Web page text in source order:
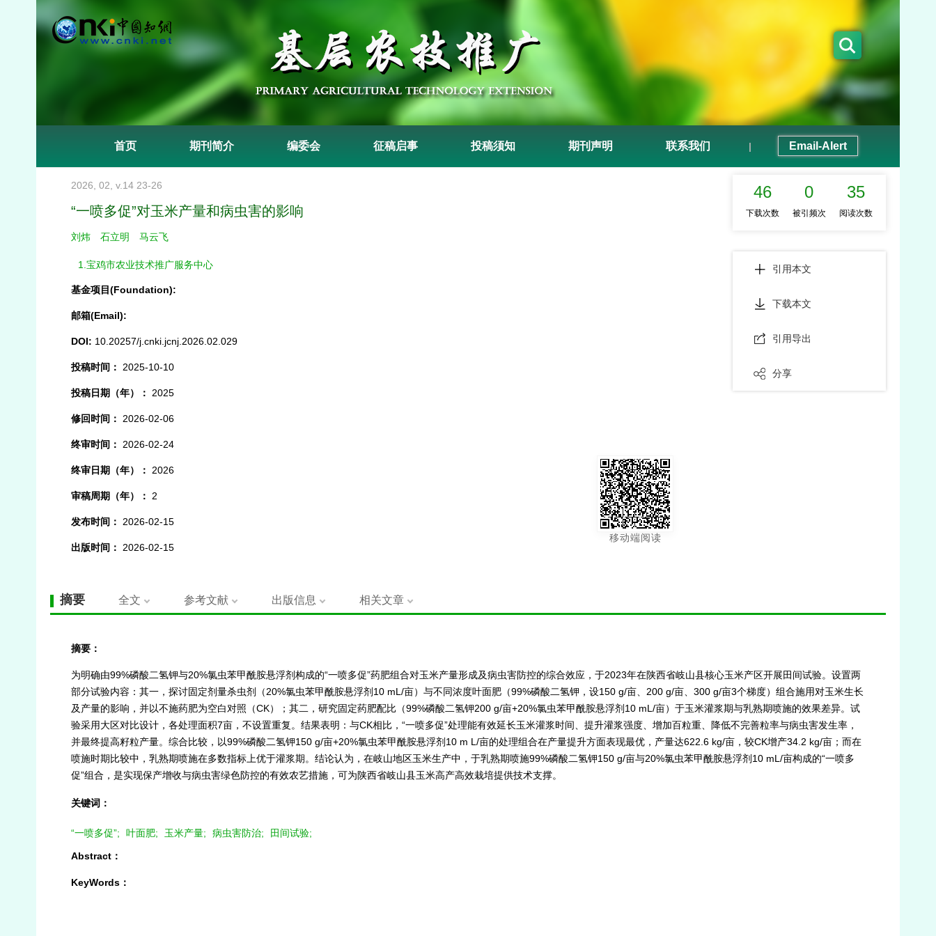
首页 期刊简介 编委会 征稿启事 投稿须知 期刊声明 联系我们 | Email-Alert
2026, 02, v.14 23-26
“一喷多促”对玉米产量和病虫害的影响
刘炜 石立明 马云飞
1.宝鸡市农业技术推广服务中心
基金项目(Foundation):
邮箱(Email):
DOI: 10.20257/j.cnki.jcnj.2026.02.029
投稿时间： 2025-10-10
投稿日期（年）： 2025
修回时间： 2026-02-06
终审时间： 2026-02-24
终审日期（年）： 2026
审稿周期（年）： 2
发布时间： 2026-02-15
出版时间： 2026-02-15
移动端阅读
46 0 35
下载次数 被引频次 阅读次数
引用本文
下载本文
引用导出
分享
摘要 全文 参考文献 出版信息 相关文章
摘要：
为明确由99%磷酸二氢钾与20%氯虫苯甲酰胺悬浮剂构成的“一喷多促”药肥组合对玉米产量形成及病虫害防控的综合效应，于2023年在陕西省岐山县核心玉米产区开展田间试验。设置两
部分试验内容：其一，探讨固定剂量杀虫剂（20%氯虫苯甲酰胺悬浮剂10 mL/亩）与不同浓度叶面肥（99%磷酸二氢钾，设150 g/亩、200 g/亩、300 g/亩3个梯度）组合施用对玉米生长
及产量的影响，并以不施药肥为空白对照（CK）；其二，研究固定药肥配比（99%磷酸二氢钾200 g/亩+20%氯虫苯甲酰胺悬浮剂10 mL/亩）于玉米灌浆期与乳熟期喷施的效果差异。试
验采用大区对比设计，各处理面积7亩，不设置重复。结果表明：与CK相比，“一喷多促”处理能有效延长玉米灌浆时间、提升灌浆强度、增加百粒重、降低不完善粒率与病虫害发生率，
并最终提高籽粒产量。综合比较，以99%磷酸二氢钾150 g/亩+20%氯虫苯甲酰胺悬浮剂10 m L/亩的处理组合在产量提升方面表现最优，产量达622.6 kg/亩，较CK增产34.2 kg/亩；而在
喷施时期比较中，乳熟期喷施在多数指标上优于灌浆期。结论认为，在岐山地区玉米生产中，于乳熟期喷施99%磷酸二氢钾150 g/亩与20%氯虫苯甲酰胺悬浮剂10 mL/亩构成的“一喷多
促”组合，是实现保产增收与病虫害绿色防控的有效农艺措施，可为陕西省岐山县玉米高产高效栽培提供技术支撑。
关键词：
“一喷多促”; 叶面肥; 玉米产量; 病虫害防治; 田间试验;
Abstract：
KeyWords：